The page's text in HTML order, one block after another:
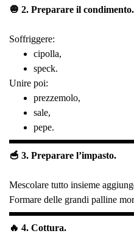
🧅 2. Preparare il condimento.
Soffriggere:
cipolla,
speck.
Unire poi:
prezzemolo,
sale,
pepe.
🥣 3. Preparare l’impasto.
Mescolare tutto insieme
Formare delle grandi palline
🔥 4. Cottura.